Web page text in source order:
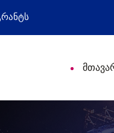
პროფესიული